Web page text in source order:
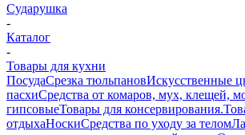
Сударушка
-
Каталог
-
Товары для кухни
ПосудаСрезка тюльпановИскусственные
пасхиСредства от комаров, мух, клещей,
гипсовыеТовары для консервирования.
отдыхаНоскиСредства по уходу за телом